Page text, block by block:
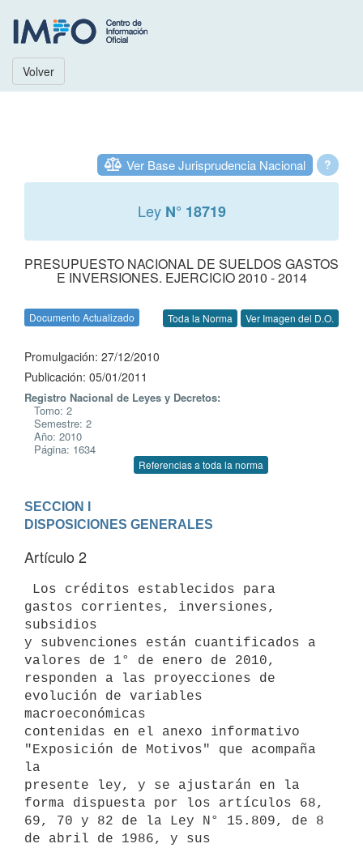
Volver
?
Ver Base Jurisprudencia Nacional
Ley N° 18719
PRESUPUESTO NACIONAL DE SUELDOS GASTOS
E INVERSIONES. EJERCICIO 2010 - 2014
Documento Actualizado Toda la Norma Ver Imagen del D.O.
Promulgación: 27/12/2010
Publicación: 05/01/2011
Registro Nacional de Leyes y Decretos:
Tomo: 2
Semestre: 2
Año: 2010
Página: 1634
Referencias a toda la norma
SECCION I
DISPOSICIONES GENERALES
Artículo 2
gastos corrientes, inversiones,
subsidios
y subvenciones están cuantificados a
valores de 1° de enero de 2010,
responden a las proyecciones de
evolución de variables
macroeconómicas
contenidas en el anexo informativo
"Exposición de Motivos" que acompaña
la
presente ley, y se ajustarán en la
forma dispuesta por los artículos 68,
69, 70 y 82 de la Ley N° 15.809, de 8
de abril de 1986, y sus